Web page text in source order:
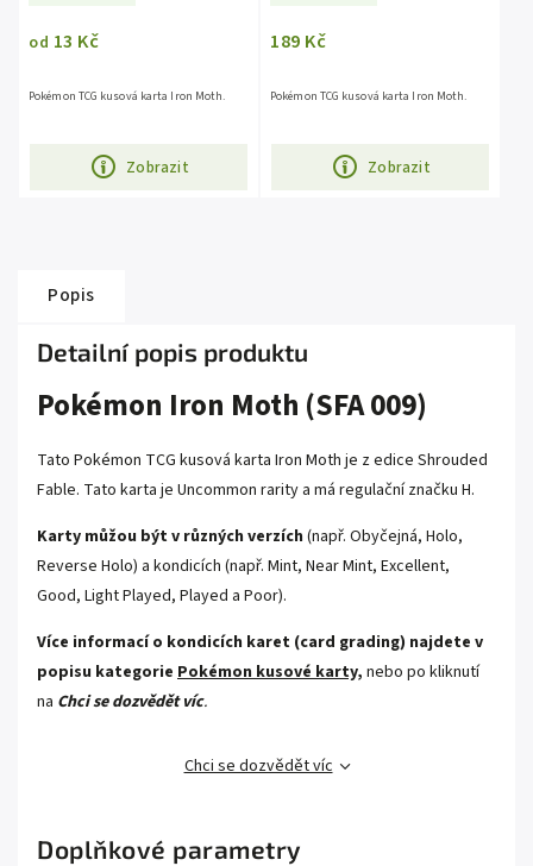
od 13 Kč
Zobrazit
Pokémon TCG kusová karta Iron Moth.
189 Kč
Zobrazit
Pokémon TCG kusová karta Iron Moth.
Popis
Detailní popis produktu
Pokémon Iron Moth (SFA 009)
Tato Pokémon TCG kusová karta Iron Moth je z edice Shrouded
Fable. Tato karta je Uncommon rarity a má regulační značku H.
Karty můžou být v různých verzích (např. Obyčejná, Holo,
Reverse Holo) a kondicích (např. Mint, Near Mint, Excellent,
Good, Light Played, Played a Poor).
Více informací o kondicích karet (card grading) najdete v
popisu kategorie Pokémon kusové karty, nebo po kliknutí
na Chci se dozvědět víc.
Chci se dozvědět víc
Doplňkové parametry